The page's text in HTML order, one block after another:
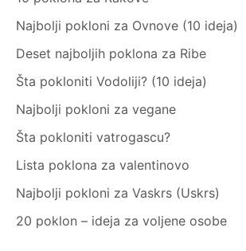
Najbolji pokloni za Ovnove (10 ideja)
Deset najboljih poklona za Ribe
Šta pokloniti Vodoliji? (10 ideja)
Najbolji pokloni za vegane
Šta pokloniti vatrogascu?
Lista poklona za valentinovo
Najbolji pokloni za Vaskrs (Uskrs)
20 poklon – ideja za voljene osobe